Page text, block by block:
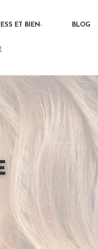
ET BIEN- BLOG